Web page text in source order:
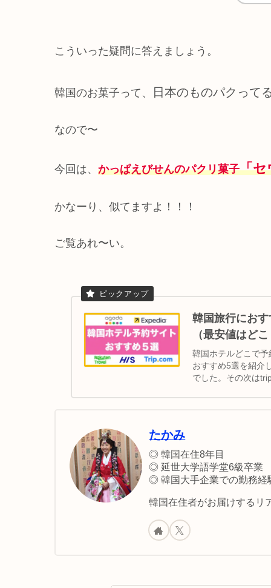
こういった疑問に答えましょう。
韓国のお菓子って、 日本のものパクって
なので〜
今回は、 かっぱえびせんのパクリ菓子「セ
かなーり、似てますよ！！！
ご覧あれ〜い。
韓国旅行にお
（最安値はど
韓国ホテルどこで
おすすめ5選を紹介
でした。その次は
たかみ
◎ 韓国在住8年目
◎ 延世大学語学堂6級卒業
◎ 韓国大手企業での勤務経
韓国在住者がお届けするリ